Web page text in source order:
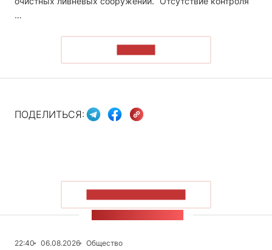
…
ПОДЕЛИТЬСЯ:
22:40 06.08.2026
Общество